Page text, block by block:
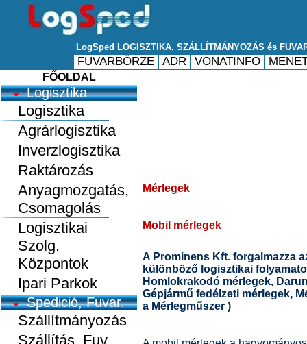
FŐOLDAL
Logisztika
Logisztika
Agrárlogisztika
Inverzlogisztika
Raktározás
Anyagmozgatás,
Csomagolás
Logisztikai
Szolg.
Központok
Ipari Parkok
Spedició, Fuvar.
Szállítmányozás
Szállítás, Fuv.
Mérlegek
Mobil mérlegek
A Prominens Kft. forgalmazza
különböző logisztikai
Homlokrakodó mérlegek,
Gépjármű fedélzeti mérlegek,
a Mérlegműszer )